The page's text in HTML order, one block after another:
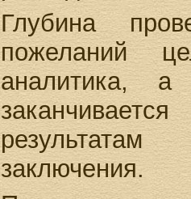
Глубина
пожеланий
аналитика,
заключения.